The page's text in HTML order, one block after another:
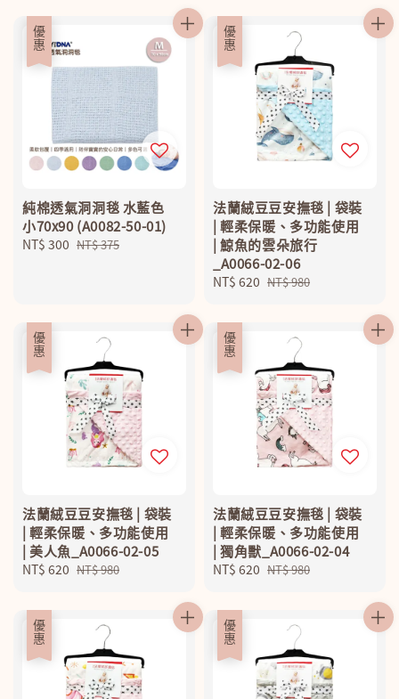
優惠
純棉透氣洞洞毯 水藍色
小70x90 (A0082-50-01)
Sale
NT$ 300 Regular
NT$ 375
優惠
法蘭絨豆豆安撫毯 | 袋裝
| 輕柔保暖、多功能使用
| 鯨魚的雲朵旅行
_A0066-02-06
Sale
NT$ 620 Regular
NT$ 980
優惠
法蘭絨豆豆安撫毯 | 袋裝
| 輕柔保暖、多功能使用
| 美人魚_A0066-02-05
Sale
NT$ 620 Regular
NT$ 980
優惠
法蘭絨豆豆安撫毯 | 袋裝
| 輕柔保暖、多功能使用
| 獨角獸_A0066-02-04
Sale
NT$ 620 Regular
NT$ 980
優惠 優惠